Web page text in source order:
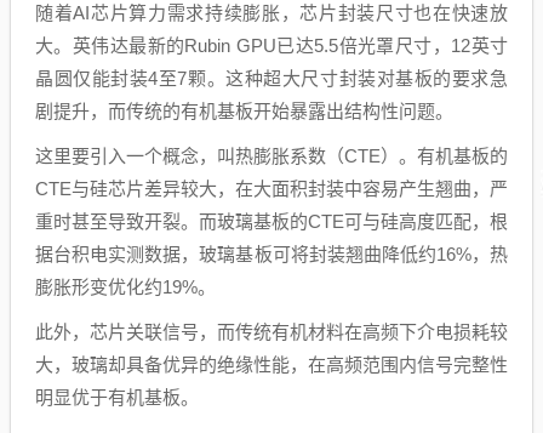
随着AI芯片算力需求持续膨胀，芯片封装尺寸也在快速放
大。英伟达最新的Rubin GPU已达5.5倍光罩尺寸，12英寸
晶圆仅能封装4至7颗。这种超大尺寸封装对基板的要求急
剧提升，而传统的有机基板开始暴露出结构性问题。
这里要引入一个概念，叫热膨胀系数（CTE）。有机基板的
CTE与硅芯片差异较大，在大面积封装中容易产生翘曲，严
重时甚至导致开裂。而玻璃基板的CTE可与硅高度匹配，根
据台积电实测数据，玻璃基板可将封装翘曲降低约16%，热
膨胀形变优化约19%。
此外，芯片关联信号，而传统有机材料在高频下介电损耗较
大，玻璃却具备优异的绝缘性能，在高频范围内信号完整性
明显优于有机基板。